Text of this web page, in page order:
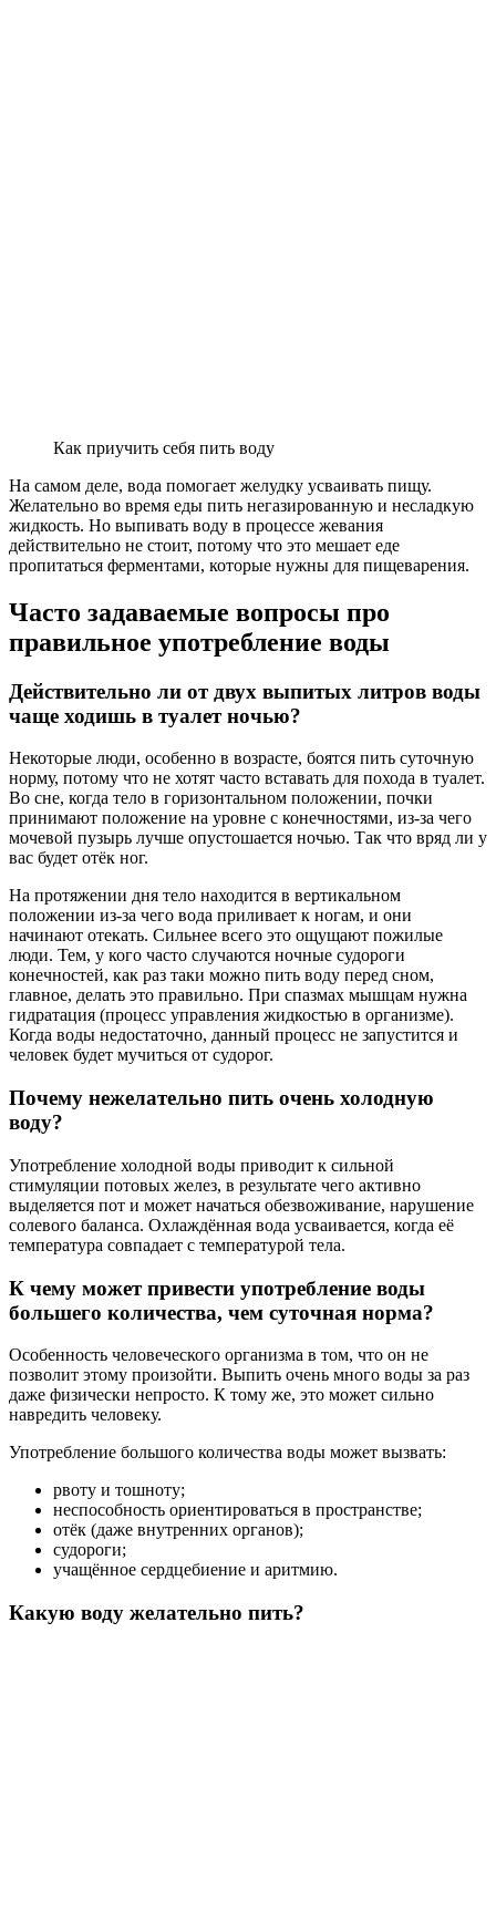
Как приучить себя пить воду
На самом деле, вода помогает желудку усваивать пищу.
Желательно во время еды пить негазированную и несладкую
жидкость. Но выпивать воду в процессе жевания
действительно не стоит, потому что это мешает еде
пропитаться ферментами, которые нужны для пищеварения.
Часто задаваемые вопросы про
правильное употребление воды
Действительно ли от двух выпитых литров воды
чаще ходишь в туалет ночью?
Некоторые люди, особенно в возрасте, боятся пить суточную
норму, потому что не хотят часто вставать для похода в туалет.
Во сне, когда тело в горизонтальном положении, почки
принимают положение на уровне с конечностями, из-за чего
мочевой пузырь лучше опустошается ночью. Так что вряд ли у
вас будет отёк ног.
На протяжении дня тело находится в вертикальном
положении из-за чего вода приливает к ногам, и они
начинают отекать. Сильнее всего это ощущают пожилые
люди. Тем, у кого часто случаются ночные судороги
конечностей, как раз таки можно пить воду перед сном,
главное, делать это правильно. При спазмах мышцам нужна
гидратация (процесс управления жидкостью в организме).
Когда воды недостаточно, данный процесс не запустится и
человек будет мучиться от судорог.
Почему нежелательно пить очень холодную
воду?
Употребление холодной воды приводит к сильной
стимуляции потовых желез, в результате чего активно
выделяется пот и может начаться обезвоживание, нарушение
солевого баланса. Охлаждённая вода усваивается, когда её
температура совпадает с температурой тела.
К чему может привести употребление воды
большего количества, чем суточная норма?
Особенность человеческого организма в том, что он не
позволит этому произойти. Выпить очень много воды за раз
даже физически непросто. К тому же, это может сильно
навредить человеку.
Употребление большого количества воды может вызвать:
рвоту и тошноту;
неспособность ориентироваться в пространстве;
отёк (даже внутренних органов);
судороги;
учащённое сердцебиение и аритмию.
Какую воду желательно пить?